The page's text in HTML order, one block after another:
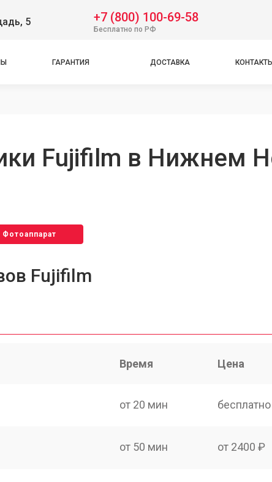
5 +7 (800) 100-69-58
Бесплатно по РФ
ГАРАНТИЯ ДОСТАВКА
Fujifilm в Нижнем
Фотоаппарат
Fujifilm
Время Цена
от 20 мин бесплатно
от 50 мин от 2400 ₽